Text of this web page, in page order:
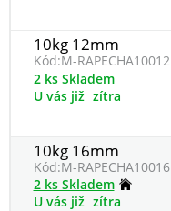
10kg 12mm
Kód:M-RAPECHA10012
2 ks Skladem
U vás již zítra
10kg 16mm
Kód:M-RAPECHA10016
2 ks Skladem
U vás již zítra